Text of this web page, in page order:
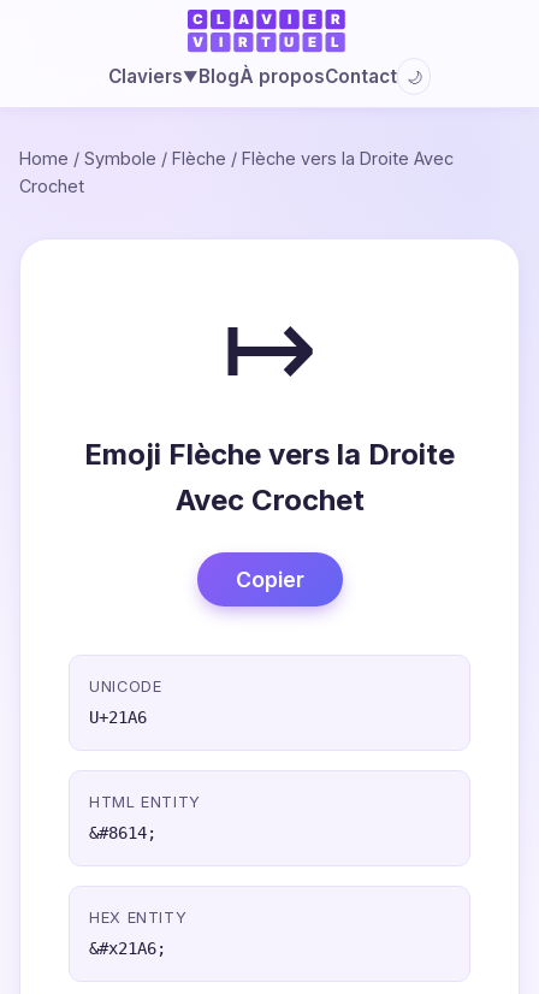
Claviers▼BlogÀ proposContact 🌙
Home / Symbole / Flèche / Flèche vers la Droite Avec
Crochet
↦
Emoji Flèche vers la Droite
Avec Crochet
Copier
UNICODE
U+21A6
HTML ENTITY
&#8614;
HEX ENTITY
&#x21A6;